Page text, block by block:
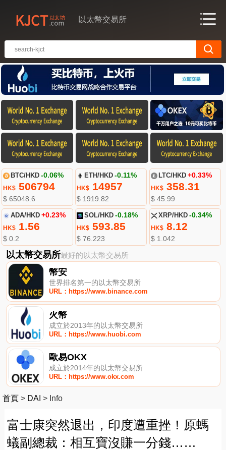
以太幣交易所
BTC/HKD -0.06%
HK$506794
$ 65048.6
ETH/HKD -0.11%
HK$ 14957
$ 1919.82
LTC/HKD +0.33%
HK$358.31
$ 45.99
ADA/HKD +0.23%
HK$1.56
$ 0.2
SOL/HKD -0.18%
HK$ 593.85
$ 76.223
XRP/HKD -0.34%
HK$8.12
$ 1.042
以太幣交易所最好的以太幣交易所
幣安
世界排名第一的以太幣交易所
URL：https://www.binance.com
火幣
成立於2013年的以太幣交易所
URL：https://www.huobi.com
歐易OKX
成立於2014年的以太幣交易所
URL：https://www.okx.com
首頁 > DAI > Info
富士康突然退出，印度遭重挫！原螞
蟻副總裁：相互寶沒賺一分錢……